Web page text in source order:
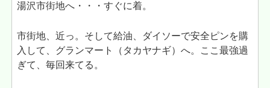
湯沢市街地へ・・・すぐに着。
市街地、近っ。そして給油、ダイソーで安全ピンを購
入して、グランマート（タカヤナギ）へ。ここ最強過
ぎて、毎回来てる。